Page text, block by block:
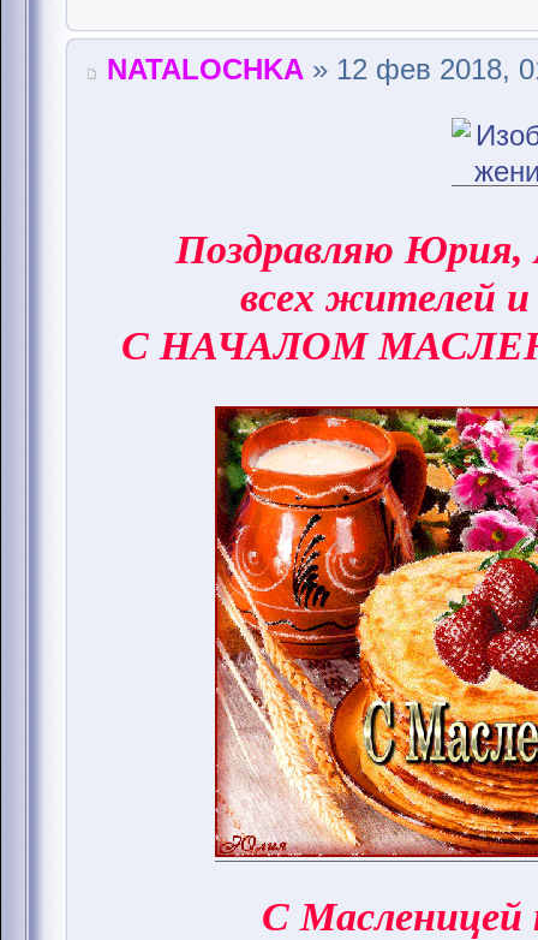
NATALOCHKA » 12 фев 2018,
Поздравляю
всех жителей
С НАЧАЛОМ
С Масленицей